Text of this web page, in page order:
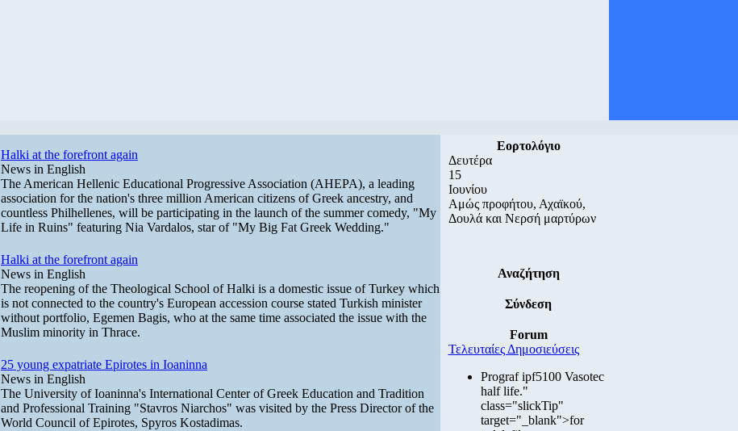
Halki at the forefront again
News in English
The American Hellenic Educational Progressive Association (AHEPA), a leading
association for the nation's three million American citizens of Greek ancestry, and
countless Philhellenes, will be participating in the launch of the summer comedy, "My
Life in Ruins" featuring Nia Vardalos, star of "My Big Fat Greek Wedding."
Halki at the forefront again
News in English
The reopening of the Theological School of Halki is a domestic issue of Turkey which
is not connected to the country's European accession course stated Turkish minister
without portfolio, Egemen Bagis, who at the same time associated the issue with the
Muslim minority in Thrace.
25 young expatriate Epirotes in Ioaninna
News in English
The University of Ioaninna's International Center of Greek Education and Tradition
and Professional Training "Stavros Niarchos" was visited by the Press Director of the
World Council of Epirotes, Spyros Kostadimas.
Εορτολόγιο
Δευτέρα
15
Ιουνίου
Αμώς προφήτου, Αχαϊκού,
Δουλά και Νερσή μαρτύρων
Αναζήτηση
Σύνδεση
Forum
Τελευταίες Δημοσιεύσεις
Prograf ipf5100 Vasotec
half life."
class="slickTip"
target="_blank">for